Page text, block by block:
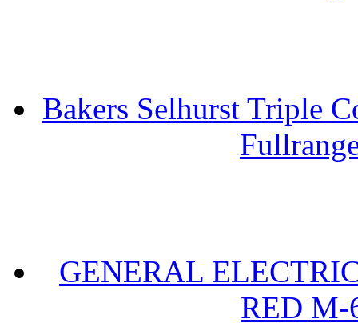
Bakers Selhurst Triple
GENERAL
RED M-